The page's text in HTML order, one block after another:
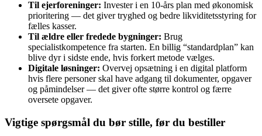
Til ejerforeninger: Invester i en 10‑års plan med økonomisk
prioritering — det giver tryghed og bedre likviditetsstyring for
fælles kasser.
Til ældre eller fredede bygninger: Brug
specialistkompetence fra starten. En billig “standardplan” kan
blive dyr i sidste ende, hvis forkert metode vælges.
Digitale løsninger: Overvej opsætning i en digital platform
hvis flere personer skal have adgang til dokumenter, opgaver
og påmindelser — det giver ofte større kontrol og færre
oversete opgaver.
Vigtige spørgsmål du bør stille, før du bestiller